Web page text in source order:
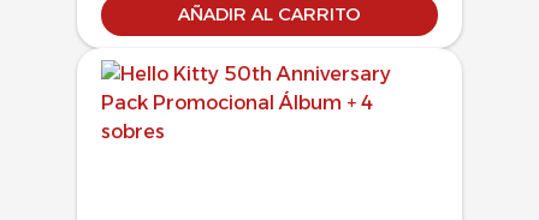
AÑADIR AL CARRITO